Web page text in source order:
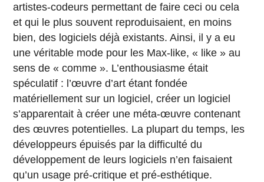
artistes-codeurs permettant de faire ceci ou cela
et qui le plus souvent reproduisaient, en moins
bien, des logiciels déjà existants. Ainsi, il y a eu
une véritable mode pour les Max-like, « like » au
sens de « comme ». L’enthousiasme était
spéculatif : l’œuvre d’art étant fondée
matériellement sur un logiciel, créer un logiciel
s’apparentait à créer une méta-œuvre contenant
des œuvres potentielles. La plupart du temps, les
développeurs épuisés par la difficulté du
développement de leurs logiciels n’en faisaient
qu’un usage pré-critique et pré-esthétique.